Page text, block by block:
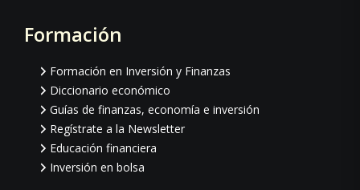
Footer
Formación
Formación en Inversión y Finanzas
Diccionario económico
Guías de finanzas, economía e inversión
Regístrate a la Newsletter
Educación financiera
Inversión en bolsa